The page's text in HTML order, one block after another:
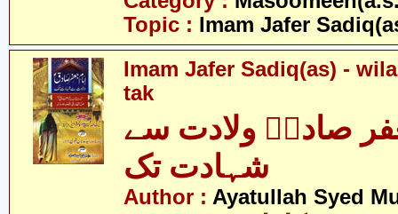
Topic : Imam Jafer
Imam Jafer Sadiq(as) -
tak
صادقؑ ولادت سے
شہادت تک
Author : Ayatullah Syed